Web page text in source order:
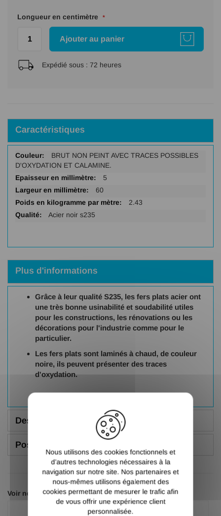
Longueur en centimètre
Ajouter au panier
Expédié sous : 72 heures
Caractéristiques
Plus
d'infos
BRUT NON PEINT AVEC TRACES POSSIBLES
D'OXYDATION ET CALAMINE.
5
60
2.43
Acier noir s235
Plus d'informations
Grâce à leur qualité S235, les fers plats acier ont
une très bonne usinabilité et soudabilité utiles
pour les constructions, les rénovations ou les
décorations pour l'industrie comme pour le
particulier.
Les fers plats sont laminés à chaud, de couleur
noire, ils peuvent présenter des traces
d'oxydation.
Description
Poser une question
Voir nos autres pages :
Nous utilisons des cookies fonctionnels et
d’autres technologies nécessaires à la
navigation sur notre site. Nos partenaires et
nous-mêmes utilisons également des
cookies permettant de mesurer le trafic afin
de vous offrir une expérience client
personnalisée.